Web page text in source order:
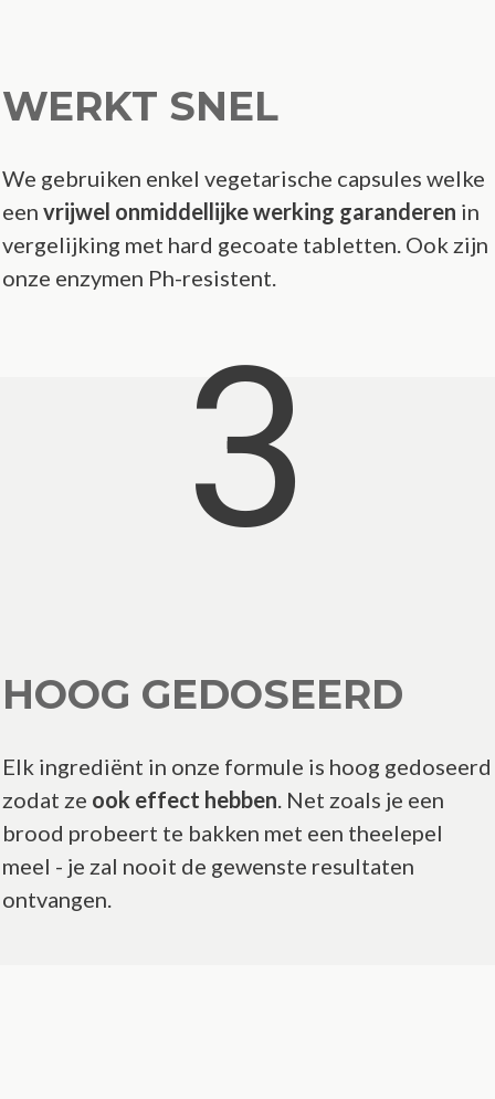
WERKT SNEL
We gebruiken enkel vegetarische capsules welke
een vrijwel onmiddellijke werking garanderen in
vergelijking met hard gecoate tabletten. Ook zijn
onze enzymen Ph-resistent.
HOOG GEDOSEERD
Elk ingrediënt in onze formule is hoog gedoseerd
zodat ze ook effect hebben . Net zoals je een
brood probeert te bakken met een theelepel
meel - je zal nooit de gewenste resultaten
ontvangen.
3